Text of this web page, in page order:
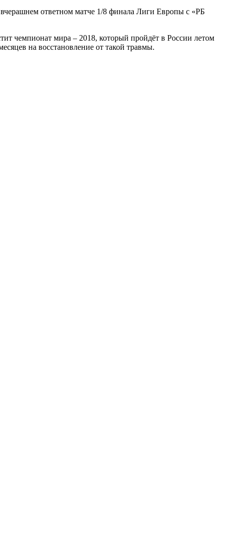
ответном матче 1/8 финала Лиги Европы с «РБ
чемпионат мира – 2018, который пройдёт в России летом
на восстановление от такой травмы.